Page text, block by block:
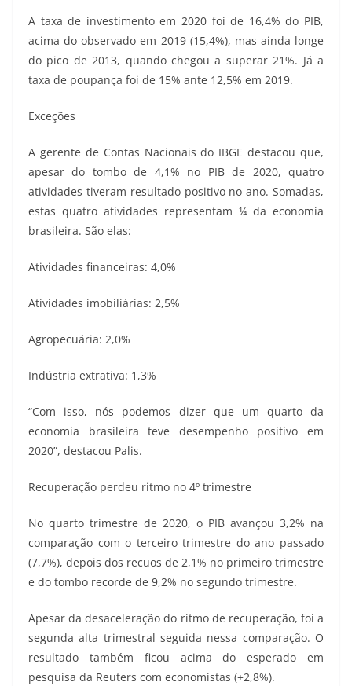
A taxa de investimento em 2020 foi de 16,4% do PIB,
acima do observado em 2019 (15,4%), mas ainda longe
do pico de 2013, quando chegou a superar 21%. Já a
taxa de poupança foi de 15% ante 12,5% em 2019.
Exceções
A gerente de Contas Nacionais do IBGE destacou que,
apesar do tombo de 4,1% no PIB de 2020, quatro
atividades tiveram resultado positivo no ano. Somadas,
estas quatro atividades representam ¼ da economia
brasileira. São elas:
Atividades financeiras: 4,0%
Atividades imobiliárias: 2,5%
Agropecuária: 2,0%
Indústria extrativa: 1,3%
“Com isso, nós podemos dizer que um quarto da
economia brasileira teve desempenho positivo em
2020”, destacou Palis.
Recuperação perdeu ritmo no 4º trimestre
No quarto trimestre de 2020, o PIB avançou 3,2% na
comparação com o terceiro trimestre do ano passado
(7,7%), depois dos recuos de 2,1% no primeiro trimestre
e do tombo recorde de 9,2% no segundo trimestre.
Apesar da desaceleração do ritmo de recuperação, foi a
segunda alta trimestral seguida nessa comparação. O
resultado também ficou acima do esperado em
pesquisa da Reuters com economistas (+2,8%).